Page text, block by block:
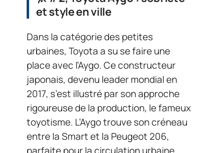
et style en ville
Dans la catégorie des petites
urbaines, Toyota a su se faire une
place avec l’Aygo. Ce constructeur
japonais, devenu leader mondial en
2017, s’est illustré par son approche
rigoureuse de la production, le fameux
toyotisme. L’Aygo trouve son créneau
entre la Smart et la Peugeot 206,
parfaite pour la circulation urbaine.